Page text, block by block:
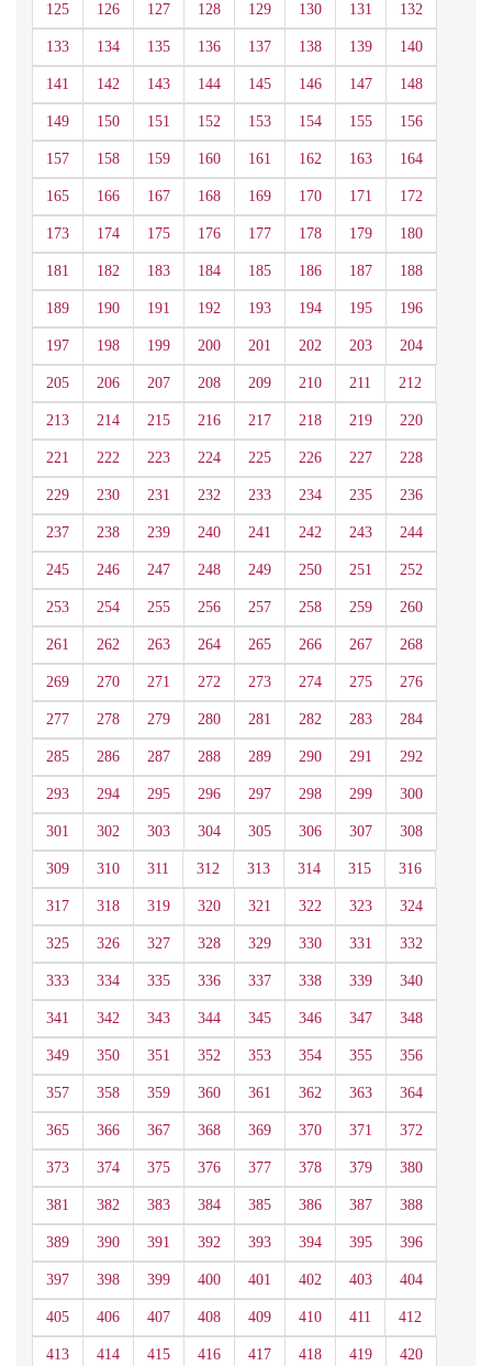
125 126 127 128 129 130 131 132
133 134 135 136 137 138 139 140
141 142 143 144 145 146 147 148
149 150 151 152 153 154 155 156
157 158 159 160 161 162 163 164
165 166 167 168 169 170 171 172
173 174 175 176 177 178 179 180
181 182 183 184 185 186 187 188
189 190 191 192 193 194 195 196
197 198 199 200 201 202 203 204
205 206 207 208 209 210 211 212
213 214 215 216 217 218 219 220
221 222 223 224 225 226 227 228
229 230 231 232 233 234 235 236
237 238 239 240 241 242 243 244
245 246 247 248 249 250 251 252
253 254 255 256 257 258 259 260
261 262 263 264 265 266 267 268
269 270 271 272 273 274 275 276
277 278 279 280 281 282 283 284
285 286 287 288 289 290 291 292
293 294 295 296 297 298 299 300
301 302 303 304 305 306 307 308
309 310 311 312 313 314 315 316
317 318 319 320 321 322 323 324
325 326 327 328 329 330 331 332
333 334 335 336 337 338 339 340
341 342 343 344 345 346 347 348
349 350 351 352 353 354 355 356
357 358 359 360 361 362 363 364
365 366 367 368 369 370 371 372
373 374 375 376 377 378 379 380
381 382 383 384 385 386 387 388
389 390 391 392 393 394 395 396
397 398 399 400 401 402 403 404
405 406 407 408 409 410 411 412
413 414 415 416 417 418 419 420